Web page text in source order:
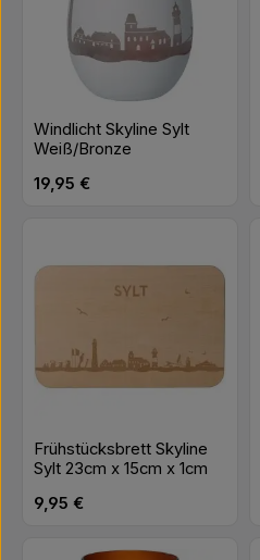
Windlicht Skyline Sylt
Weiß/Bronze
Regulärer Preis:
19,95 €
Frühstücksbrett Skyline
Sylt 23cm x 15cm x 1cm
Regulärer Preis:
9,95 €